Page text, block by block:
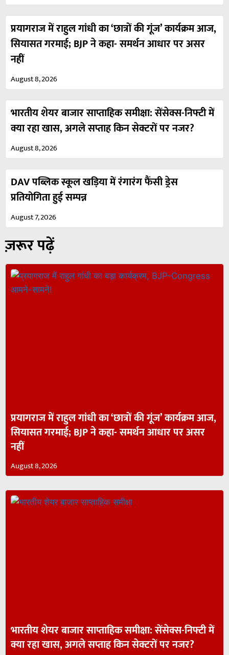
प्रयागराज में राहुल गांधी का ‘छात्रों की गूंज’ कार्यक्रम आज,
सियासत गरमाई; BJP ने कहा- समर्थन आधार पर असर
नहीं
August 8, 2026
भारतीय शेयर बाजार साप्ताहिक समीक्षा: सेंसेक्स-निफ्टी में
क्या रहा खास, अगले सप्ताह किन सेक्टरों पर नजर?
August 8, 2026
DAV पब्लिक स्कूल खड़िया में रंगारंग फैंसी ड्रेस
प्रतियोगिता हुई सम्पन्न
August 7, 2026
ज़रूर पढ़ें
प्रयागराज में राहुल गांधी का ‘छात्रों की गूंज’ कार्यक्रम आज,
सियासत गरमाई; BJP ने कहा- समर्थन आधार पर असर
नहीं
August 8, 2026
भारतीय शेयर बाजार साप्ताहिक समीक्षा: सेंसेक्स-निफ्टी में
क्या रहा खास, अगले सप्ताह किन सेक्टरों पर नजर?